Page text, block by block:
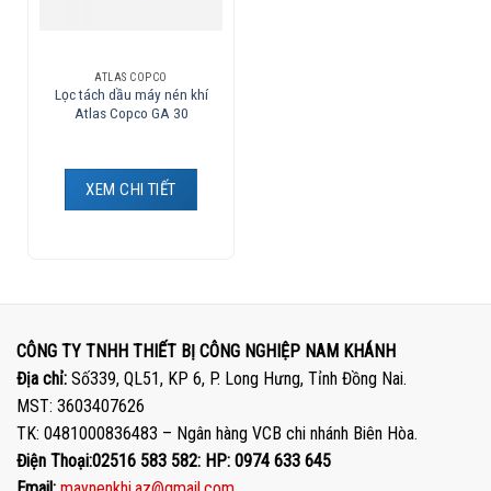
ATLAS COPCO
Lọc tách dầu máy nén khí
Atlas Copco GA 30
XEM CHI TIẾT
CÔNG TY TNHH THIẾT BỊ CÔNG NGHIỆP NAM KHÁNH
Địa chỉ: Số339, QL51, KP 6, P. Long Hưng, Tỉnh Đồng Nai.
MST: 3603407626
TK: 0481000836483 – Ngân hàng VCB chi nhánh Biên Hòa.
Điện Thoại:02516 583 582: HP: 0974 633 645